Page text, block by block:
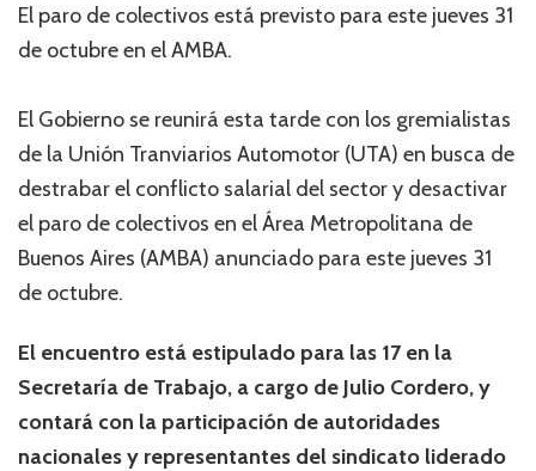
El paro de colectivos está previsto para este jueves 31
de octubre en el AMBA.
El Gobierno se reunirá esta tarde con los gremialistas
de la Unión Tranviarios Automotor (UTA) en busca de
destrabar el conflicto salarial del sector y desactivar
el paro de colectivos en el Área Metropolitana de
Buenos Aires (AMBA) anunciado para este jueves 31
de octubre.
El encuentro está estipulado para las 17 en la
Secretaría de Trabajo, a cargo de Julio Cordero, y
contará con la participación de autoridades
nacionales y representantes del sindicato liderado